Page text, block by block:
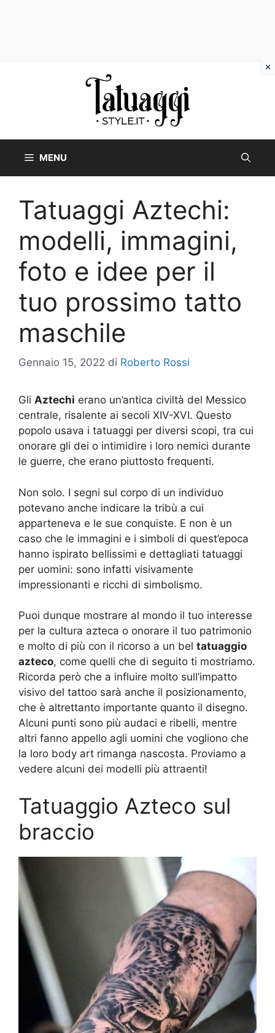
MENU
Tatuaggi Aztechi:
modelli, immagini,
foto e idee per il
tuo prossimo tatto
maschile
Gennaio 15, 2022 di Roberto Rossi
Gli Aztechi erano un’antica civiltà del Messico
centrale, risalente ai secoli XIV-XVI. Questo
popolo usava i tatuaggi per diversi scopi, tra cui
onorare gli dei o intimidire i loro nemici durante
le guerre, che erano piuttosto frequenti.
Non solo. I segni sul corpo di un individuo
potevano anche indicare la tribù a cui
apparteneva e le sue conquiste. E non è un
caso che le immagini e i simboli di quest’epoca
hanno ispirato bellissimi e dettagliati tatuaggi
per uomini: sono infatti visivamente
impressionanti e ricchi di simbolismo.
Puoi dunque mostrare al mondo il tuo interesse
per la cultura azteca o onorare il tuo patrimonio
e molto di più con il ricorso a un bel tatuaggio
azteco, come quelli che di seguito ti mostriamo.
Ricorda però che a influire molto sull’impatto
visivo del tattoo sarà anche il posizionamento,
che è altrettanto importante quanto il disegno.
Alcuni punti sono più audaci e ribelli, mentre
altri fanno appello agli uomini che vogliono che
la loro body art rimanga nascosta. Proviamo a
vedere alcuni dei modelli più attraenti!
Tatuaggio Azteco sul
braccio